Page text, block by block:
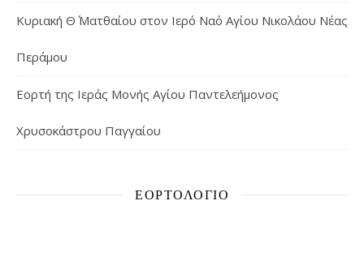
Κυριακή Θ΄ Ματθαίου στον Ιερό Ναό Αγίου Νικολάου Νέας
Περάμου
Εορτή της Ιεράς Μονής Αγίου Παντελεήμονος
Χρυσοκάστρου Παγγαίου
ΕΟΡΤΟΛΌΓΙΟ